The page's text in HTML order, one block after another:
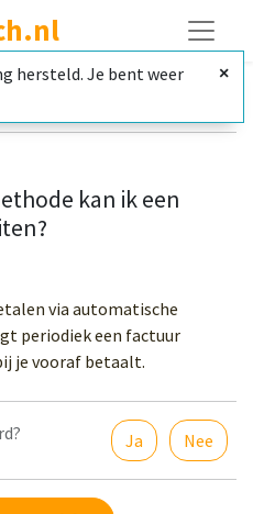
en abonnement
kan ik een
via automatische
periodiek een factuur
je vooraf betaalt.
Ja Nee
hersteld. Je bent weer